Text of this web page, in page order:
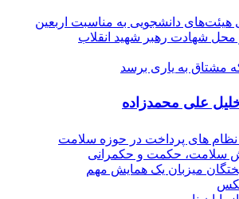
هیئت‌های دانشجویی به مناسبت اربعین
شهادت رهبر شهید انقلاب
مشتاق به یاری برسد
علی محمدزاده
نظام های پرداخت در حوزه سلامت
سلامت، حکمت و حکمرانی
میزبان یک همایش مهم
عکس